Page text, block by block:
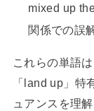
mixed up
関係での誤
これらの単語
「land up」特
ュアンスを理